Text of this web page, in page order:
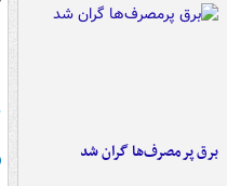
برق پرمصرف‌ها گران شد